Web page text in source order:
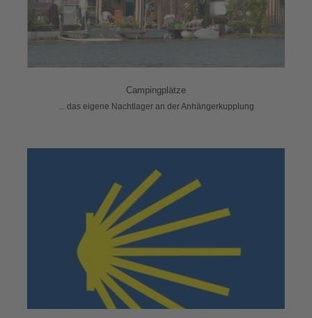
Campingplätze
... das eigene Nachtlager an der Anhängerkupplung